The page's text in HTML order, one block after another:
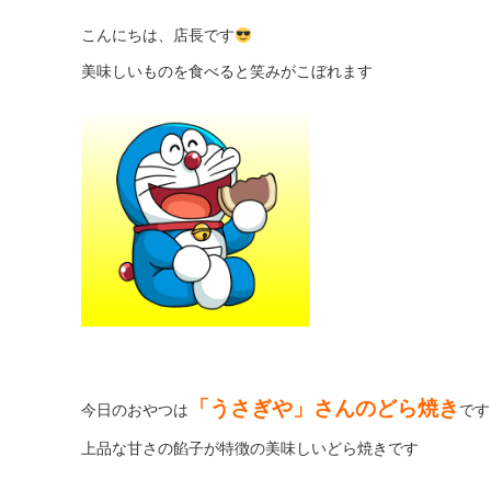
こんにちは、店長です
美味しいものを食べると笑みがこぼれます
今日のおやつは 「うさぎや」さんのどら焼き です
上品な甘さの餡子が特徴の美味しいどら焼きです